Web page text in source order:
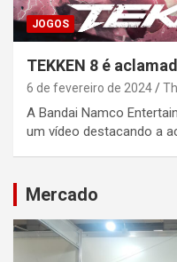
JOGOS
TEKKEN 8 é
6 de fevereiro de 2024
A Bandai Namco
um vídeo destacando a
Mercado